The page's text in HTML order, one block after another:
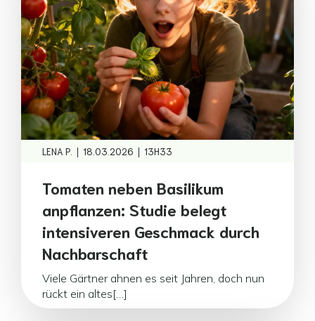
LENA P. | 18.03.2026 | 13H33
Tomaten neben Basilikum
anpflanzen: Studie belegt
intensiveren Geschmack durch
Nachbarschaft
Viele Gärtner ahnen es seit Jahren, doch nun
rückt ein altes[…]